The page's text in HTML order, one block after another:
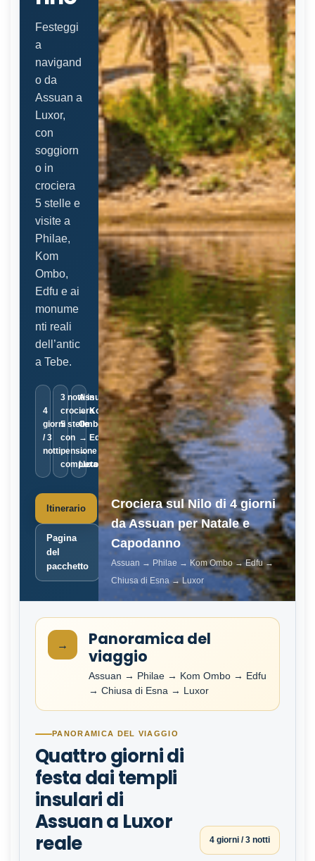
Festeggi
a
navigand
o da
Assuan a
Luxor,
con
soggiorn
o in
crociera
5 stelle e
visite a
Philae,
Kom
Ombo,
Edfu e ai
monume
nti reali
dell’antic
a Tebe.
4
giorni
/ 3
notti
3 notti in
crociera
5 stelle
con
pensione
completa
Assuan
→ Kom
Ombo
→ Edfu
→
Luxor
Itinerario
Pagina
del
pacchetto
Crociera sul Nilo di 4 giorni
da Assuan per Natale e
Capodanno
Assuan → Philae → Kom Ombo → Edfu →
Chiusa di Esna → Luxor
→
Panoramica del
viaggio
Assuan → Philae → Kom Ombo → Edfu
→ Chiusa di Esna → Luxor
PANORAMICA DEL VIAGGIO
Quattro giorni di
festa dai templi
insulari di
Assuan a Luxor
reale
4 giorni / 3 notti